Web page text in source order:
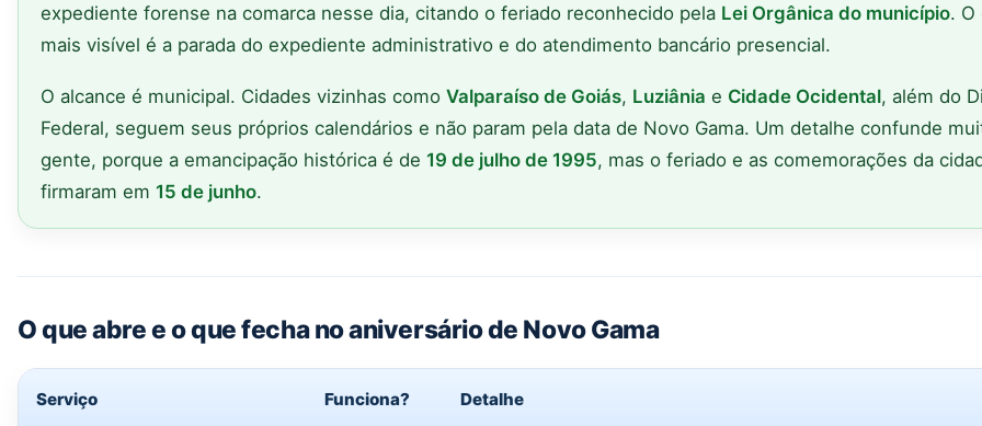
expediente forense na comarca nesse dia, citando o feriado reconhecido pela Lei Orgânica do município. O
mais visível é a parada do expediente administrativo e do atendimento bancário presencial.
O alcance é municipal. Cidades vizinhas como Valparaíso de Goiás, Luziânia e Cidade Ocidental, além do
Federal, seguem seus próprios calendários e não param pela data de Novo Gama. Um detalhe confunde
gente, porque a emancipação histórica é de 19 de julho de 1995, mas o feriado e as comemorações da
firmaram em 15 de junho.
O que abre e o que fecha no aniversário de Novo Gama
Serviço Funciona? Detalhe